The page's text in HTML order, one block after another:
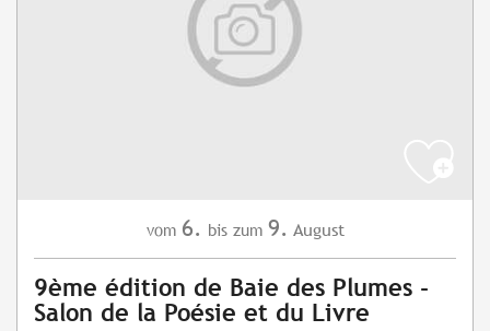
vom 6. bis zum 9. August
9ème édition de Baie des Plumes -
Salon de la Poésie et du Livre